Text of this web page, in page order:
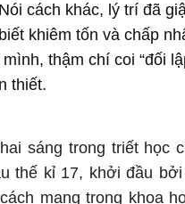
cách khác, lý trí đã
khiêm tốn và chấp
thậm chí coi “đối
thiết.
sáng trong triết học
thế kỉ 17, khởi đầu
mạng trong khoa